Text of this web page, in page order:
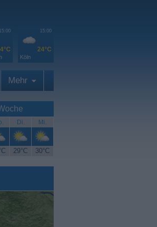
15:00 15:00
24°C
Köln
Mehr
Di. Mi.
29°C 30°C